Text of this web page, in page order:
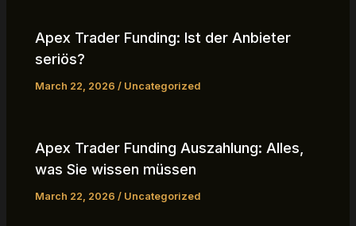
Apex Trader Funding: Ist der Anbieter
seriös?
March 22, 2026 / Uncategorized
Apex Trader Funding Auszahlung: Alles,
was Sie wissen müssen
March 22, 2026 / Uncategorized